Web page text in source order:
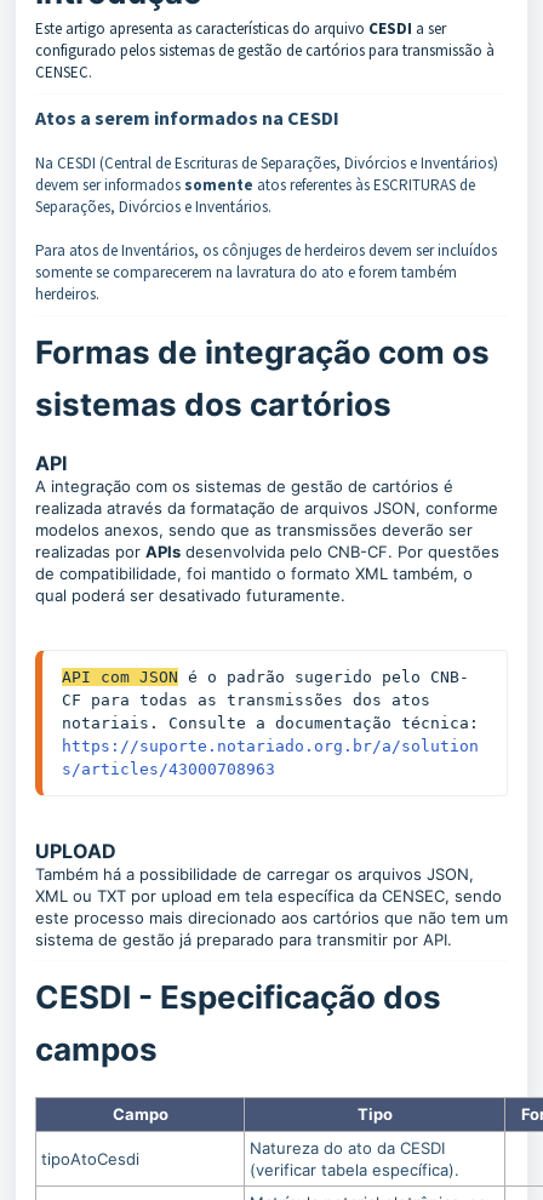
Este artigo apresenta as características do arquivo CESDI a ser
configurado pelos sistemas de gestão de cartórios para transmissão à
CENSEC.
Atos a serem informados na CESDI
Na CESDI (Central de Escrituras de Separações, Divórcios e Inventários)
devem ser informados somente atos referentes às ESCRITURAS de
Separações, Divórcios e Inventários.
Para atos de Inventários, os cônjuges de herdeiros devem ser incluídos
somente se comparecerem na lavratura do ato e forem também
herdeiros.
Formas de integração com os
sistemas dos cartórios
API
A integração com os sistemas de gestão de cartórios é
realizada através da formatação de arquivos JSON, conforme
modelos anexos, sendo que as transmissões deverão ser
realizadas por APIs desenvolvida pelo CNB-CF. Por questões
de compatibilidade, foi mantido o formato XML também, o
qual poderá ser desativado futuramente.
API com JSON é o padrão sugerido pelo CNB-
CF para todas as transmissões dos atos
https://suporte.notariado.org.br/a/solution
s/articles/43000708963
UPLOAD
Também há a possibilidade de carregar os arquivos JSON,
XML ou TXT por upload em tela específica da CENSEC, sendo
este processo mais direcionado aos cartórios que não tem um
sistema de gestão já preparado para transmitir por API.
CESDI - Especificação dos
campos
Campo Tipo
tipoAtoCesdi
Natureza do ato da CESDI
(verificar tabela específica).